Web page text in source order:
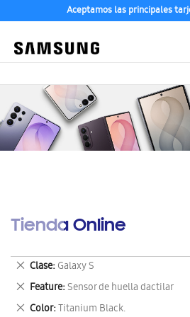
Aceptamos las principales
Tienda Online
Clase Galaxy S
Eliminar
este
artículo
Feature Sensor de huella dactilar
Eliminar
este
Color Titanium Black.
Eliminar